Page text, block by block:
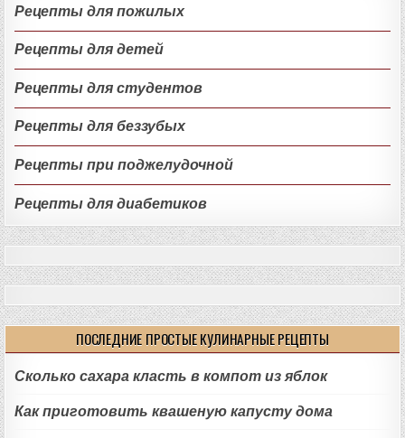
Рецепты для пожилых
Рецепты для детей
Рецепты для студентов
Рецепты для беззубых
Рецепты при поджелудочной
Рецепты для диабетиков
ПОСЛЕДНИЕ ПРОСТЫЕ КУЛИНАРНЫЕ РЕЦЕПТЫ
Сколько сахара класть в компот из яблок
Как приготовить квашеную капусту дома